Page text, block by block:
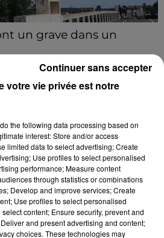
un grave dans un
la matinée, vendredi 7 août à
votre vie privée est notre
do the following data processing based on
interest: Store and/or access
limited data to select advertising; Create
Use profiles to select personalised
performance; Measure content
through statistics or combinations
Develop and improve services; Create
Use profiles to select personalised
content; Ensure security, prevent and
and present advertising and content;
choices. These technologies may
Continuer sans accepter